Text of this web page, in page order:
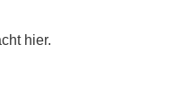
hier.